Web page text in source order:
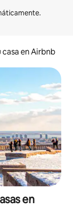
casa en Airbnb
en